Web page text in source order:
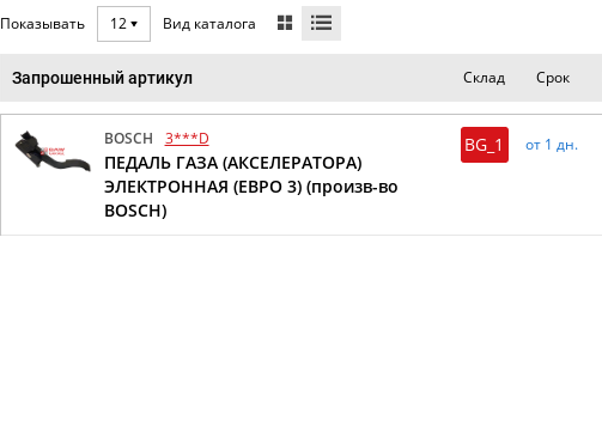
Показывать 12 Вид каталога
Запрошенный артикул Склад Срок
BOSCH 3***D
ПЕДАЛЬ ГАЗА (АКСЕЛЕРАТОРА)
ЭЛЕКТРОННАЯ (ЕВРО 3) (произв-во
BOSCH)
BG_1 от 1 дн.